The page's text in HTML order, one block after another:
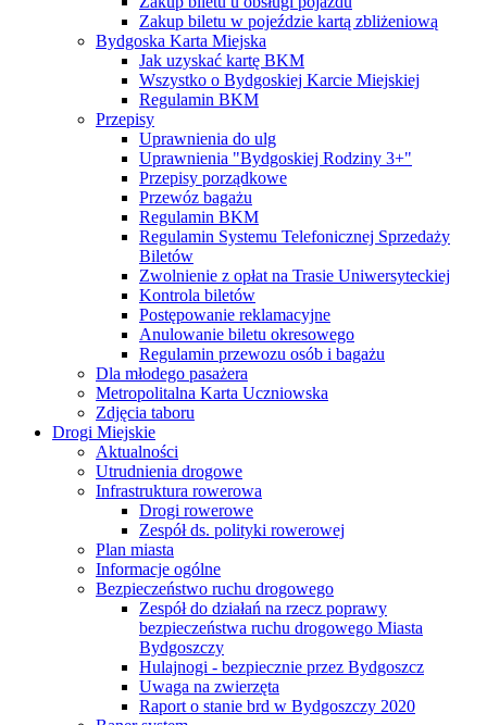
Zakup biletu w pojeździe kartą zbliżeniową
Bydgoska Karta Miejska
Jak uzyskać kartę BKM
Wszystko o Bydgoskiej Karcie Miejskiej
Regulamin BKM
Przepisy
Uprawnienia do ulg
Uprawnienia "Bydgoskiej Rodziny 3+"
Przepisy porządkowe
Przewóz bagażu
Regulamin BKM
Regulamin Systemu Telefonicznej Sprzedaży
Biletów
Zwolnienie z opłat na Trasie Uniwersyteckiej
Kontrola biletów
Postępowanie reklamacyjne
Anulowanie biletu okresowego
Regulamin przewozu osób i bagażu
Dla młodego pasażera
Metropolitalna Karta Uczniowska
Zdjęcia taboru
Drogi Miejskie
Aktualności
Utrudnienia drogowe
Infrastruktura rowerowa
Drogi rowerowe
Zespół ds. polityki rowerowej
Plan miasta
Informacje ogólne
Bezpieczeństwo ruchu drogowego
Zespół do działań na rzecz poprawy
bezpieczeństwa ruchu drogowego Miasta
Bydgoszczy
Hulajnogi - bezpiecznie przez Bydgoszcz
Uwaga na zwierzęta
Raport o stanie brd w Bydgoszczy 2020